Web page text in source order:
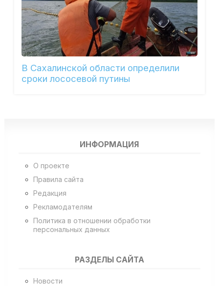
В Сахалинской области определили
сроки лососевой путины
ИНФОРМАЦИЯ
О проекте
Правила сайта
Редакция
Рекламодателям
Политика в отношении обработки
персональных данных
РАЗДЕЛЫ САЙТА
Новости